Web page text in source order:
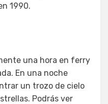
1990.
una hora en ferry
En una noche
un trozo de cielo
Podrás ver